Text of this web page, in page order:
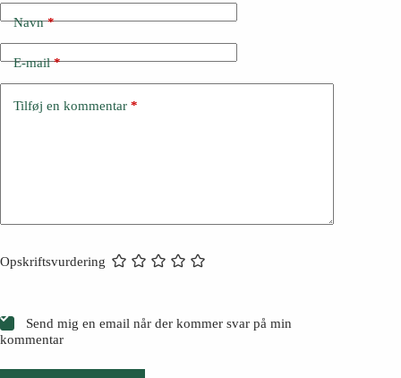
Navn*
E-mail*
Tilføj en kommentar *
Opskriftsvurdering
Send mig en email når der kommer svar på min
kommentar